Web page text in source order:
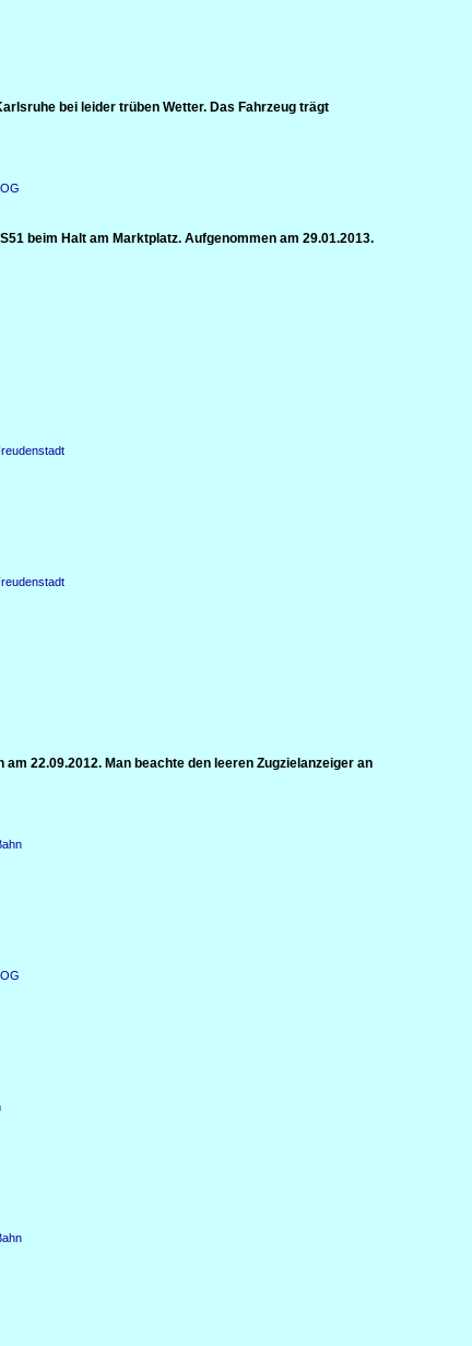
bei leider trüben Wetter. Das Fahrzeug trägt
beim Halt am Marktplatz. Aufgenommen am 29.01.2013.
22.09.2012. Man beachte den leeren Zugzielanzeiger an